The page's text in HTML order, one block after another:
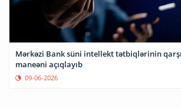
Mərkəzi Bank süni intellekt tətbiqlərinin
maneəni açıqlayıb
09-06-2026